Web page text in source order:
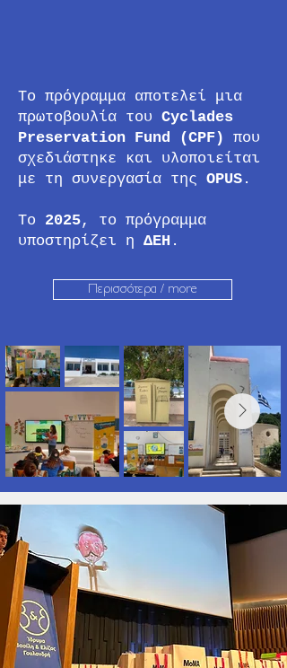
Το πρόγραμμα αποτελεί μια
πρωτοβουλία του Cyclades
Preservation Fund (CPF) που
σχεδιάστηκε και υλοποιείται
με τη συνεργασία της OPUS .
To 2025, το πρόγραμμα
υποστηρίζει η ΔΕΗ .
Περισσότερα / more